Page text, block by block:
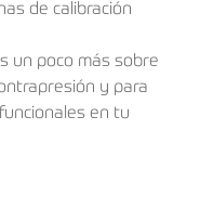
de calibración
un poco más sobre
y para
en tu